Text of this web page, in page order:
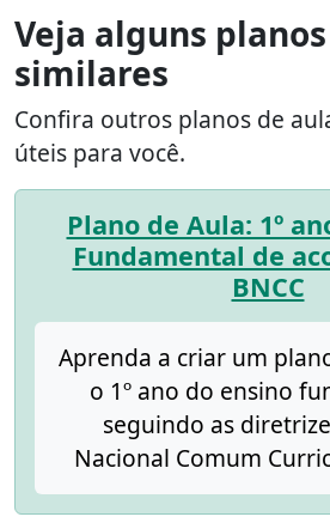
Veja alguns
similares
Confira outros planos de
úteis para você.
Plano de Aula: 1º
Fundamental de
BNCC
Aprenda a criar um
o 1º ano do ensino
seguindo as
Nacional Comum